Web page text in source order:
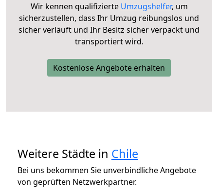
Wir kennen qualifizierte Umzugshelfer, um
sicherzustellen, dass Ihr Umzug reibungslos und
sicher verläuft und Ihr Besitz sicher verpackt und
transportiert wird.
Kostenlose Angebote erhalten
Weitere Städte in Chile
Bei uns bekommen Sie unverbindliche Angebote
von geprüften Netzwerkpartner.